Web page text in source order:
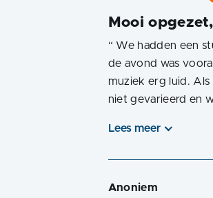
Mooi
“ We hadden een
de avond was
muziek erg luid.
niet gevarieerd en
Lees meer
Anoniem